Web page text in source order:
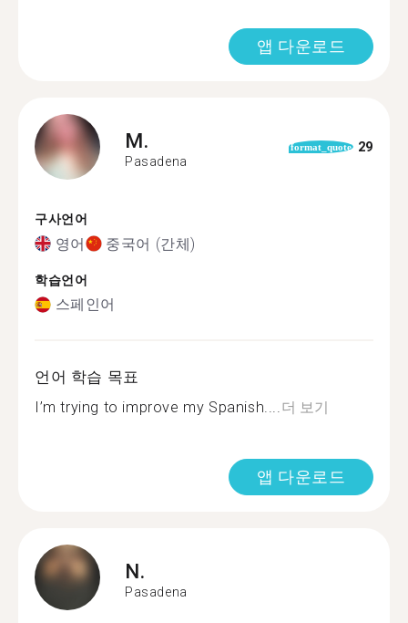
앱 다운로드
M.
Pasadena
format_quote 29
구사언어
영어 중국어 (간체)
학습언어
스페인어
언어 학습 목표
I’m trying to improve my Spanish....더 보기
앱 다운로드
N.
Pasadena